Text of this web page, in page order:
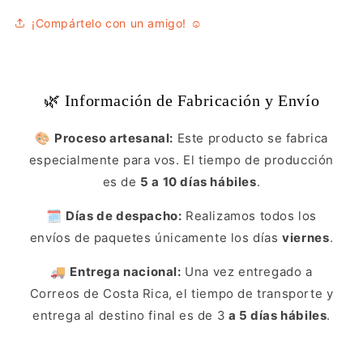
¡Compártelo con un amigo! ☺️
🌿 Información de Fabricación y Envío
🎨 Proceso artesanal: Este producto se fabrica
especialmente para vos. El tiempo de producción
es de 5 a 10 días hábiles.
🗓️ Días de despacho: Realizamos todos los
envíos de paquetes únicamente los díasviernes.
🚚 Entrega nacional: Una vez entregado a
Correos de Costa Rica, el tiempo de transporte y
entrega al destino final es de 3 a 5 días hábiles.